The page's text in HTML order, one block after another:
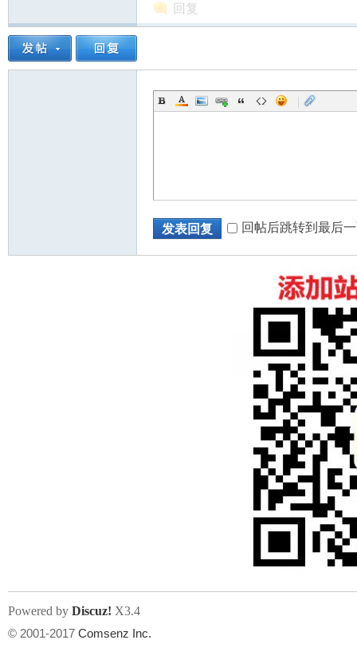
州
回复
|
发表回复 回帖后跳转到最后
Powered by Discuz! X3.4
© 2001-2017 Comsenz Inc.